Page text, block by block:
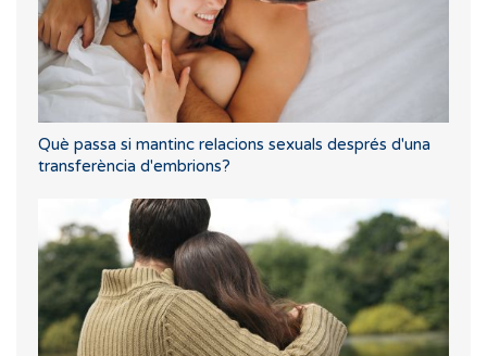
Què passa si mantinc relacions sexuals després d'una
transferència d'embrions?